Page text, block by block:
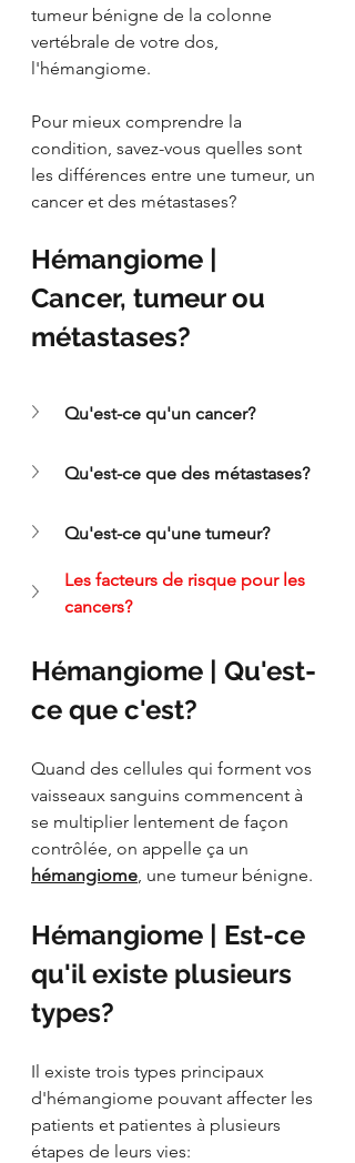
tumeur bénigne de la colonne
vertébrale de votre dos,
l'hémangiome.
Pour mieux comprendre la
condition, savez-vous quelles sont
les différences entre une tumeur, un
cancer et des métastases?
Hémangiome |
Cancer, tumeur ou
métastases?
Qu'est-ce qu'un cancer?
Qu'est-ce que des métastases?
Qu'est-ce qu'une tumeur?
Les facteurs de risque pour les
cancers?
Hémangiome | Qu'est-
ce que c'est?
Quand des cellules qui forment vos
vaisseaux sanguins commencent à
se multiplier lentement de façon
contrôlée, on appelle ça un
hémangiome , une tumeur bénigne.
Hémangiome | Est-ce
qu'il existe plusieurs
types?
Il existe trois types principaux
d'hémangiome pouvant affecter les
patients et patientes à plusieurs
étapes de leurs vies: